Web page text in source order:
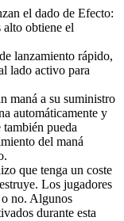
el dado de Efecto:
alto obtiene el
lanzamiento rápido,
lado activo para
maná a su suministro
automáticamente y
pueda
del maná
que tenga un coste
Los jugadores
o no. Algunos
durante esta